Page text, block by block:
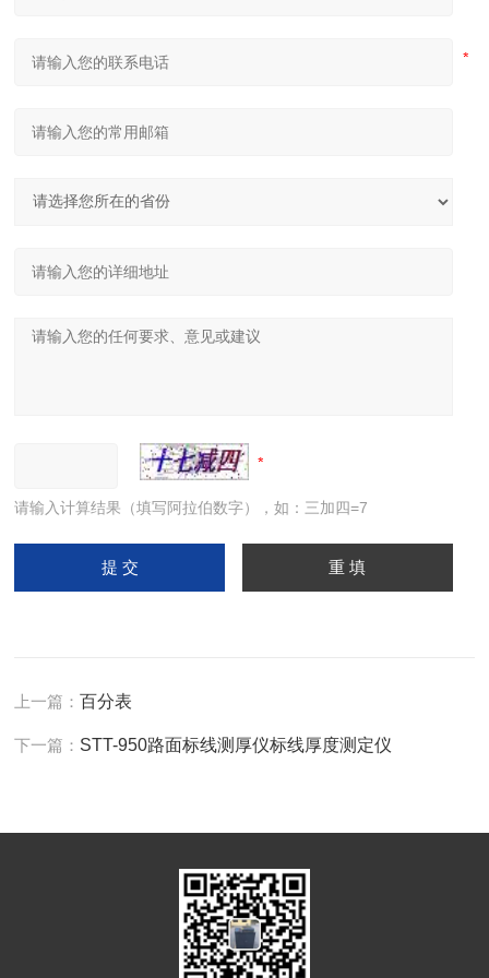
请输入计算结果（填写阿拉伯数字），如：三加四=7
上一篇：百分表
下一篇： STT-950路面标线测厚仪标线厚度测定仪